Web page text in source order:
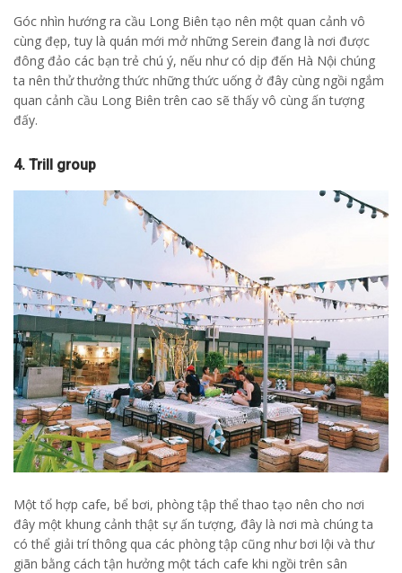
Góc nhìn hướng ra cầu Long Biên tạo nên một quan cảnh vô
cùng đẹp, tuy là quán mới mở những Serein đang là nơi được
đông đảo các bạn trẻ chú ý, nếu như có dịp đến Hà Nội chúng
ta nên thử thưởng thức những thức uống ở đây cùng ngồi ngắm
quan cảnh cầu Long Biên trên cao sẽ thấy vô cùng ấn tượng
đấy.
4. Trill group
Một tổ hợp cafe, bể bơi, phòng tập thể thao tạo nên cho nơi
đây một khung cảnh thật sự ấn tượng, đây là nơi mà chúng ta
có thể giải trí thông qua các phòng tập cũng như bơi lội và thư
giãn bằng cách tận hưởng một tách cafe khi ngồi trên sân